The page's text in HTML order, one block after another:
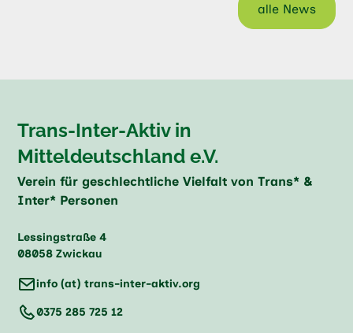
alle News
Trans-Inter-Aktiv in
Mitteldeutschland e.V.
Verein für geschlechtliche Vielfalt von Trans* &
Inter* Personen
Lessingstraße 4
08058 Zwickau
info (at) trans-inter-aktiv.org
0375 285 725 12